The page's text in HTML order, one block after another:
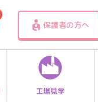
保護者の方へ
工場見学